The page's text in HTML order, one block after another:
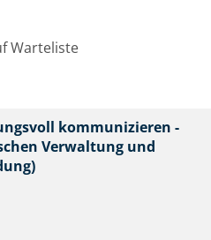
Warteliste
kommunizieren -
Verwaltung und